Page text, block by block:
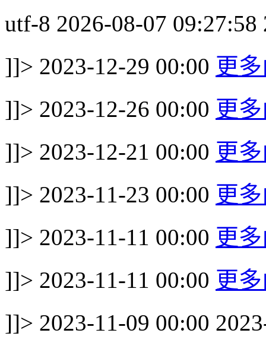
utf-8 2026-08-07 09:27:58
]]> 2023-12-29 00:00 更
]]> 2023-12-26 00:00 更
]]> 2023-12-21 00:00 更
]]> 2023-11-23 00:00 更
]]> 2023-11-11 00:00 更
]]> 2023-11-11 00:00 更
]]> 2023-11-09 00:00